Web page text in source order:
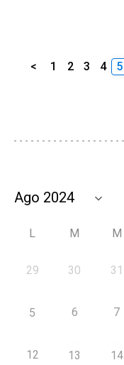
< 1 2 3 4 5
L M M
29 30 31
5 6 7
12 13 14